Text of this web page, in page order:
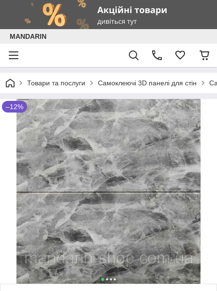
MANDARIN
Товари та послуги Самоклеючі 3D панелі для стін
–12%